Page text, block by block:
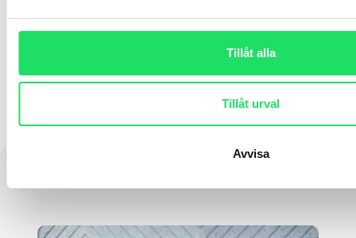
Tillåt alla
Tillåt urval
Avvisa
FÖREGÅENDE NÄSTA